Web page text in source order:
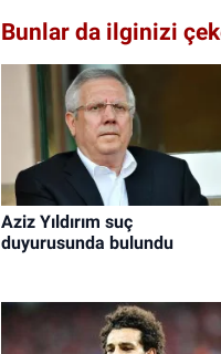
Bunlar da ilginizi
Aziz Yıldırım suç
duyurusunda bulundu